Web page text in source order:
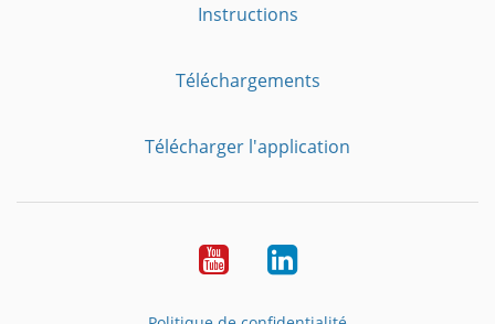
Instructions
Téléchargements
Télécharger l'application
YouTubeLinkedIn